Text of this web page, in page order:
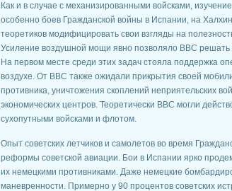
Как и в случае с механизированными войсками,
особенно боев Гражданской войны в Испании, на
теоретиков модифицировать свои взгляды на
Усиление воздушной мощи явно позволяло ВВС решать
На первом месте среди этих задач стояла поддержка
воздухе. От ВВС также ожидали прикрытия своей
противника, уничтожения скоплений неприятельских
экономических центров. Теоретически ВВС могли
сухопутными войсками и флотом.
Опыт советских летчиков и самолетов во время
реформы советской авиации. Бои в Испании ярко
их немецкими противниками. Даже немецкие
маневренности. Примерно у 90 процентов советских